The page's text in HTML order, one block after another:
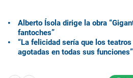
Alberto Ísola dirige la obra
fantoches”
“La felicidad sería que los
agotadas en todas sus funciones”